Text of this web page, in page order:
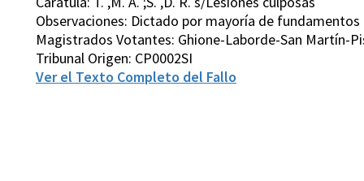
Observaciones: Dictado por mayoría de fundamentos
Magistrados Votantes: Ghione-Laborde-San Martín-
Tribunal Origen: CP0002SI
Ver el Texto Completo del Fallo